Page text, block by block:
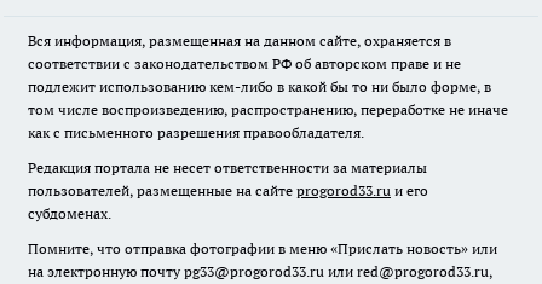
Вся информация, размещенная на данном сайте, охраняется в
соответствии с законодательством РФ об авторском праве и не
подлежит использованию кем-либо в какой бы то ни было форме, в
том числе воспроизведению, распространению, переработке не иначе
как с письменного разрешения правообладателя.
Редакция портала не несет ответственности за материалы
пользователей, размещенные на сайте progorod33.ru и его
субдоменах.
Помните, что отправка фотографии в меню «Прислать новость» или
на электронную почту pg33@progorod33.ru или red@progorod33.ru,